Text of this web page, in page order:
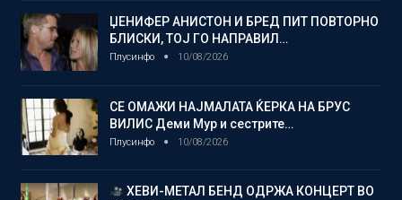
ЏЕНИФЕР АНИСТОН И БРЕД ПИТ ПОВТОРНО
БЛИСКИ, ТОЈ ГО НАПРАВИЛ…
Плусинфо 10/08/2026
СЕ ОМАЖИ НАЈМАЛАТА ЌЕРКА НА БРУС
ВИЛИС Деми Мур и сестрите…
Плусинфо 10/08/2026
ХЕВИ-МЕТАЛ БЕНД ОДРЖА КОНЦЕРТ ВО